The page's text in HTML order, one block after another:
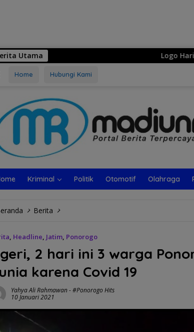
Utama Logo Hari Jadi ke-530
Home Hubungi Kami
Kriminal Politik Otomotif Olahraga
Berita
, Headline, Jatim, Ponorogo
2 hari ini 3 warga
karena Covid 19
Yahya Ali Rahmawan-#Ponorogo Hits
10 Januari 2021